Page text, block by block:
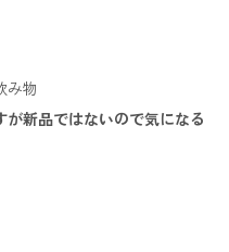
み物
新品ではないので気になる